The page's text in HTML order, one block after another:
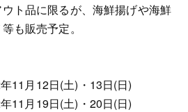
ト品に限るが、海鮮揚げや海鮮
も販売予定。
11月12日(土)・13日(日)
19日(土)・20日(日)